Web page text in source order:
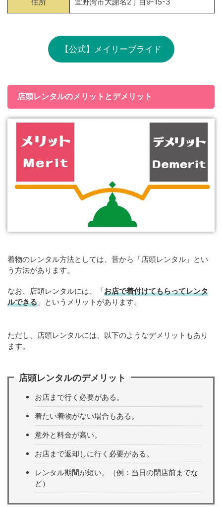
【公式】メイリーブライド
店頭レンタルのメリットとデメリット
着物のレンタル方法としては、昔から「店頭レンタル」とい
う方法があります。
なお、店頭レンタルには、「お店で着付けてもらってレンタ
ルできる 」というメリットがあります。
ただし、店頭レンタルには、以下のようなデメリットもあり
ます。
店頭レンタルのデメリット
お店まで行く必要がある。
着たい着物がない場合もある。
意外と料金が高い。
お店まで返却しに行く必要がある。
レンタル期間が短い。（例：当日の閉店前までな
ど）